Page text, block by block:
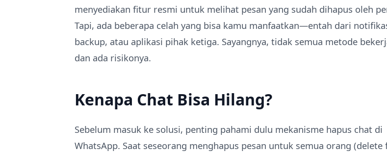
menyediakan fitur resmi untuk melihat pesan yang sudah dihapus oleh
Tapi, ada beberapa celah yang bisa kamu manfaatkan—entah dari
backup, atau aplikasi pihak ketiga. Sayangnya, tidak semua metode
dan ada risikonya.
Kenapa Chat Bisa Hilang?
Sebelum masuk ke solusi, penting pahami dulu mekanisme hapus chat di
WhatsApp. Saat seseorang menghapus pesan untuk semua orang (delete